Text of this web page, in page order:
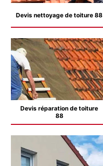
Devis nettoyage de toiture 88
Devis réparation de toiture
88